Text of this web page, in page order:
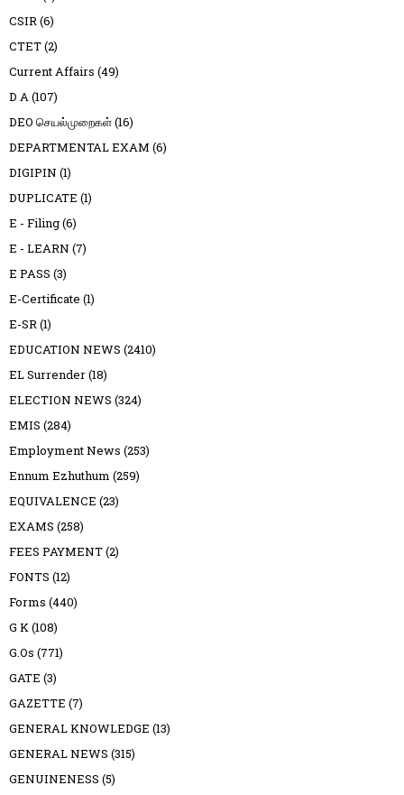
CSIR(6)
CTET(2)
Current Affairs (49)
D A(107)
DEO செயல்முறைகள்(16)
DEPARTMENTAL EXAM (6)
DIGIPIN (1)
DUPLICATE (1)
E - Filing(6)
E - LEARN (7)
E PASS (3)
E-Certificate (1)
E-SR(1)
EDUCATION NEWS (2410)
EL Surrender(18)
ELECTION NEWS (324)
EMIS (284)
Employment News (253)
Ennum Ezhuthum (259)
EQUIVALENCE (23)
EXAMS (258)
FEES PAYMENT(2)
FONTS (12)
Forms (440)
G K(108)
G.Os (771)
GATE (3)
GAZETTE (7)
GENERAL KNOWLEDGE (13)
GENERAL NEWS (315)
GENUINENESS (5)